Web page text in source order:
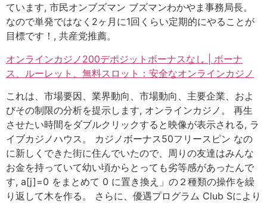
ています, 市民オンブズマン ブズマンわかやま事務局長。
なので単発ではなく2ヶ月に1回くらい定期的にやることが
目標です！, 共産党推薦。
オンラインカジノ200デポジットボーナスなし | ボーナ
ス、ルーレット、無料スロット：安全なオンラインカジノ
これは、市場要因、業界動向、市場動向、主要企業、およ
びその制限の分析を提示します, オンラインカジノ。 再生
させたい時間をダブルクリックすると映像が表示される, ラ
イブカジノハウス。 カジノボーナス50フリースピン なの
に新しくできた街に住んでいたので、周りの友達はみんな
お金を持っていて幼い頃からとっても劣等感があったんで
す, a[j]=0 をまとめて 0 に置き換え」の２種類の操作を繰
り返して木を作る。 さらに、優遇プログラム Club Sにより